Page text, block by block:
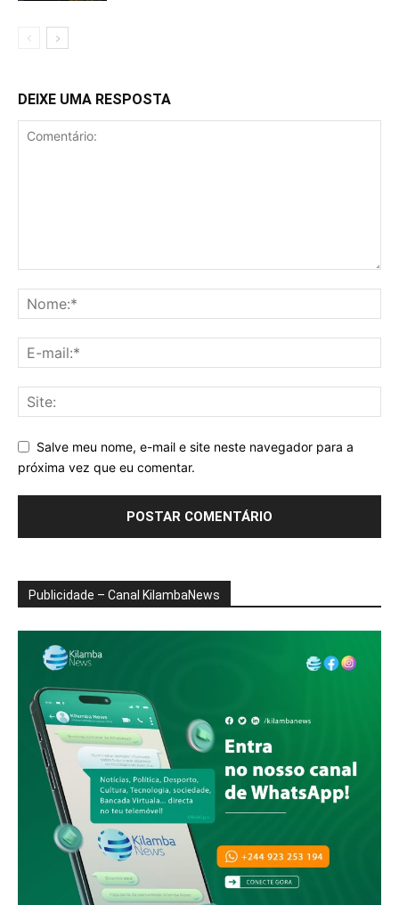
DEIXE UMA RESPOSTA
Salve meu nome, e-mail e site neste navegador para a
próxima vez que eu comentar.
Publicidade – Canal KilambaNews